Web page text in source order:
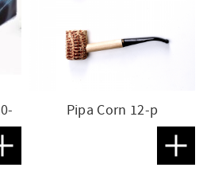
Lägg till i favoriter
Pipa Corn 12-p